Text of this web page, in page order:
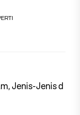
Jenis-Jenis d